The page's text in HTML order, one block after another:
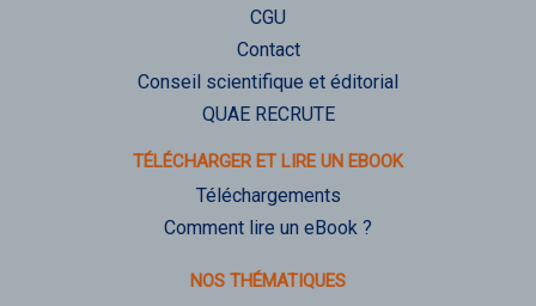
CGU
Contact
Conseil scientifique et éditorial
QUAE RECRUTE
TÉLÉCHARGER ET LIRE UN EBOOK
Téléchargements
Comment lire un eBook ?
NOS THÉMATIQUES